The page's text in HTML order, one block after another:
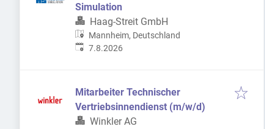
Simulation
Haag-Streit GmbH
Mannheim, Deutschland
Veröffentlicht
7.8.2026
Mitarbeiter Technischer
Vertriebsinnendienst (m/w/d)
Winkler AG